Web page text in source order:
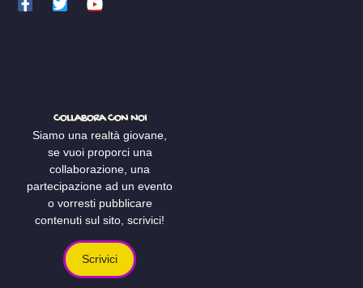
COLLABORA CON NOI
Siamo una realtà giovane,
se vuoi proporci una
collaborazione, una
partecipazione ad un evento
o vorresti pubblicare
contenuti sul sito, scrivici!
Scrivici